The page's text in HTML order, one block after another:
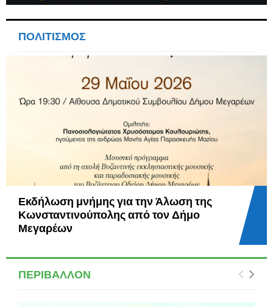
ΠΟΛΙΤΙΣΜΟΣ
Πράσινες Πολιτιστικές Διαδρομές 2026:
Περιήγηση στα αρχαία μνημεία των
Μεγάρων
ΠΕΡΙΒΑΛΛΟΝ